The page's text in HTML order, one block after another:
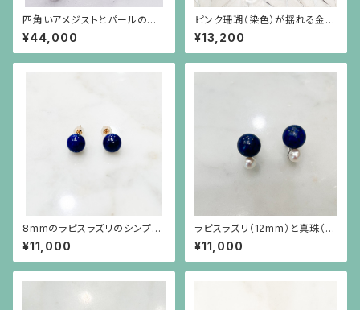
四角いアメジストとパールのシ
ルバー枠のピアス(シルバーポス
ト）
¥44,000
ピンク珊瑚（染色）が揺れる金色
のオリエンタルなイヤリング
¥13,200
8mmのラピスラズリのシンプル
なピアス（10金ポスト）
¥11,000
ラピスラズリ（12mm）と真珠（6
mmアップ）を重ねたようなデザ
インのイヤリング
¥11,000